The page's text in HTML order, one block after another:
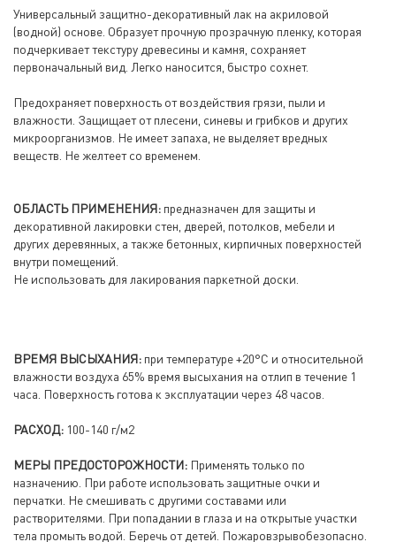
Универсальный защитно-декоративный лак на акриловой
(водной) основе. Образует прочную прозрачную пленку, которая
подчеркивает текстуру древесины и камня, сохраняет
первоначальный вид. Легко наносится, быстро сохнет.
Предохраняет поверхность от воздействия грязи, пыли и
влажности. Защищает от плесени, синевы и грибков и других
микроорганизмов. Не имеет запаха, не выделяет вредных
веществ. Не желтеет со временем.
ОБЛАСТЬ ПРИМЕНЕНИЯ: предназначен для защиты и
декоративной лакировки стен, дверей, потолков, мебели и
других деревянных, а также бетонных, кирпичных поверхностей
внутри помещений.
Не использовать для лакирования паркетной доски.
ВРЕМЯ ВЫСЫХАНИЯ: при температуре +20°С и относительной
влажности воздуха 65% время высыхания на отлип в течение 1
часа. Поверхность готова к эксплуатации через 48 часов.
РАСХОД: 100-140 г/м2
МЕРЫ ПРЕДОСТОРОЖНОСТИ: Применять только по
назначению. При работе использовать защитные очки и
перчатки. Не смешивать с другими составами или
растворителями. При попадании в глаза и на открытые участки
тела промыть водой. Беречь от детей. Пожаровзрывобезопасно.